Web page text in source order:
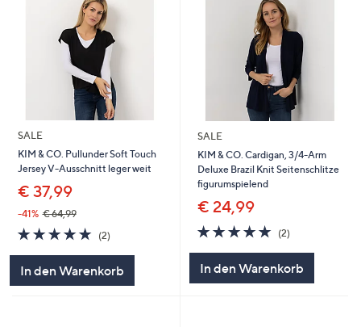
SALE
KIM & CO. Pullunder Soft Touch
Jersey V-Ausschnitt leger weit
€ 37,99
-41% € 64,99
5.0
von
(2)
In den Warenkorb
SALE
KIM & CO. Cardigan, 3/4-Arm
Deluxe Brazil Knit Seitenschlitze
figurumspielend
€ 24,99
5.0
von
(2)
In den Warenkorb